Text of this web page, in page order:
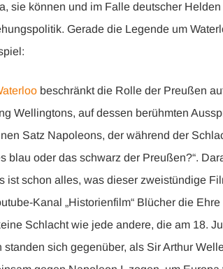
sie können und im Falle deutscher
Gerade die Legende um
beschränkt die Rolle der Preußen
Wellingtons, auf dessen berühmten
Satz Napoleons, der während der
blau oder das schwarz der Preußen?“.
schon alles, was dieser zweistündige
Kanal „Historienfilm“ Blücher die
Schlacht wie jede andere, die am 18.
sich gegenüber, als Sir Arthur